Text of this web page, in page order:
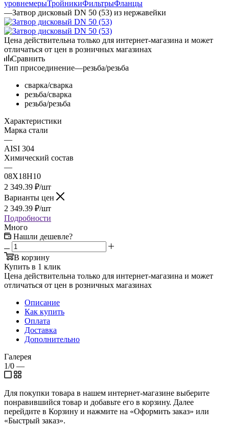
уровнемерыТройникиФильтрыФланцы
—Затвор дисковый DN 50 (53) из нержавейки
Цена действительна только для интернет-магазина и может
отличаться от цен в розничных магазинах
Сравнить
Тип присоединение—резьба/резьба
сварка/сварка
резьба/сварка
резьба/резьба
Характеристики
Марка стали
—
AISI 304
Химический состав
—
08Х18Н10
2 349.39 ₽/шт
Варианты цен
2 349.39 ₽/шт
Подробности
Много
Нашли дешевле?
В корзину
Купить в 1 клик
Цена действительна только для интернет-магазина и может
отличаться от цен в розничных магазинах
Описание
Как купить
Оплата
Доставка
Дополнительно
Галерея
1/0 —
Для покупки товара в нашем интернет-магазине выберите
понравившийся товар и добавьте его в корзину. Далее
перейдите в Корзину и нажмите на «Оформить заказ» или
«Быстрый заказ».